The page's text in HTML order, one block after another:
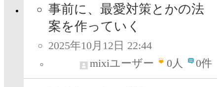
事前に、最愛対策とかの法
案を作っていく
2025年10月12日 22:44
mixiユーザー
0人 0件